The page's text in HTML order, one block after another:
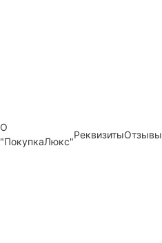
О
"ПокупкаЛюкс"
РеквизитыОтзывы